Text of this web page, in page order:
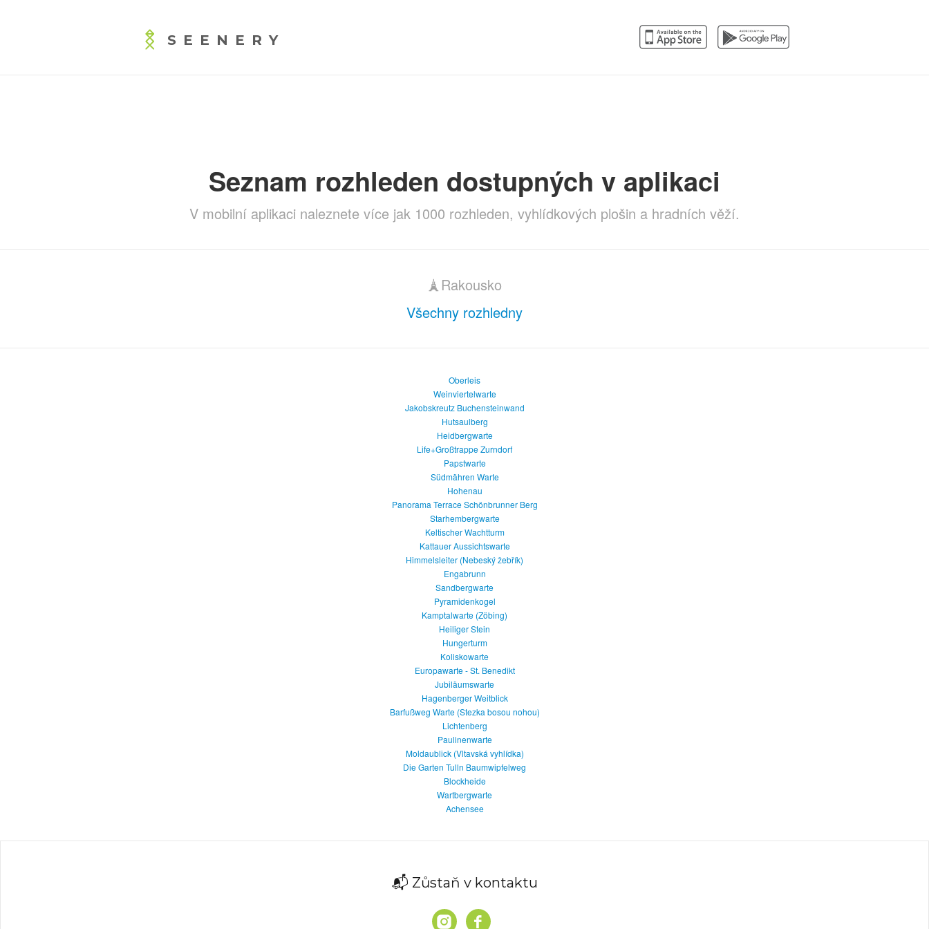
SEENERY
Seznam rozhleden dostupných v aplikaci
V mobilní aplikaci naleznete více jak 1000 rozhleden, vyhlídkových plošin a hradních věží.
🗼Rakousko
Všechny rozhledny
Oberleis
Weinviertelwarte
Jakobskreutz Buchensteinwand
Hutsaulberg
Heidbergwarte
Life+Großtrappe Zurndorf
Papstwarte
Südmähren Warte
Hohenau
Panorama Terrace Schönbrunner Berg
Starhembergwarte
Keltischer Wachtturm
Kattauer Aussichtswarte
Himmelsleiter (Nebeský žebřík)
Engabrunn
Sandbergwarte
Pyramidenkogel
Kamptalwarte (Zöbing)
Heiliger Stein
Hungerturm
Koliskowarte
Europawarte - St. Benedikt
Jubiläumswarte
Hagenberger Weitblick
Barfußweg Warte (Stezka bosou nohou)
Lichtenberg
Paulinenwarte
Moldaublick (Vltavská vyhlídka)
Die Garten Tulln Baumwipfelweg
Blockheide
Wartbergwarte
Achensee
📬 Zůstaň v kontaktu